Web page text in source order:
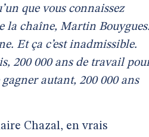
que vous connaissez
la chaîne, Martin
Et ça c’est inadmissible.
200 000 ans de travail
autant, 200 000 ans
Chazal, en vrais